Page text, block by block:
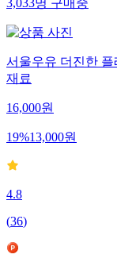
3,033명구매중
서울우유 더진한
재료
16,000원
19%13,000원
4.8
(36)